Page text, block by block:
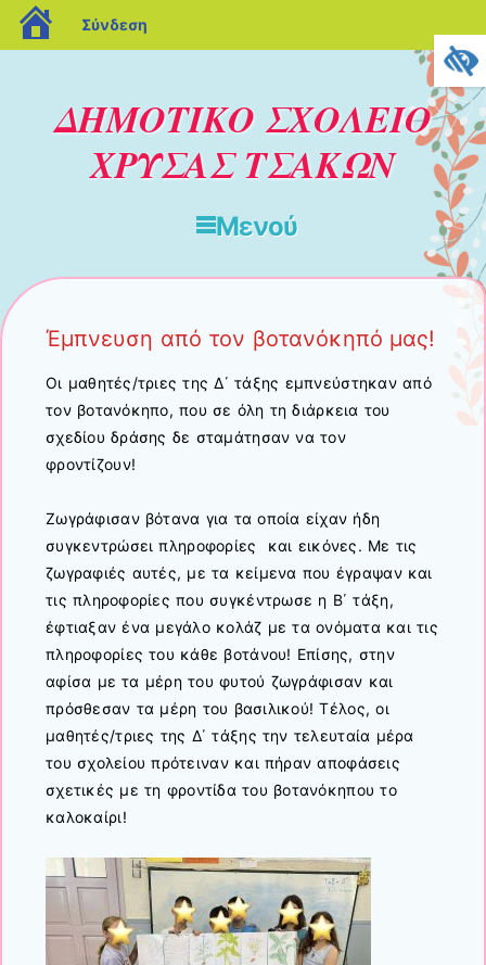
ΔΗΜΟΤΙΚΟ ΣΧΟΛΕΙΟ
ΧΡΥΣΑΣ ΤΣΑΚΩΝ
Μενού
Έμπνευση από τον βοτανόκηπό μας!
Οι μαθητές/τριες της Δ΄ τάξης εμπνεύστηκαν από
τον βοτανόκηπο, που σε όλη τη διάρκεια του
σχεδίου δράσης δε σταμάτησαν να τον
φροντίζουν!
Ζωγράφισαν βότανα για τα οποία είχαν ήδη
συγκεντρώσει πληροφορίες και εικόνες. Με τις
ζωγραφιές αυτές, με τα κείμενα που έγραψαν και
τις πληροφορίες που συγκέντρωσε η Β΄ τάξη,
έφτιαξαν ένα μεγάλο κολάζ με τα ονόματα και τις
πληροφορίες του κάθε βοτάνου! Επίσης, στην
αφίσα με τα μέρη του φυτού ζωγράφισαν και
πρόσθεσαν τα μέρη του βασιλικού! Τέλος, οι
μαθητές/τριες της Δ΄ τάξης την τελευταία μέρα
του σχολείου πρότειναν και πήραν αποφάσεις
σχετικές με τη φροντίδα του βοτανόκηπου το
καλοκαίρι!
blogs.sch.gr
Σύνδεση